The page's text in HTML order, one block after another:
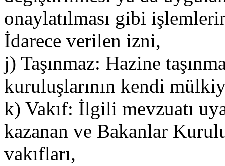
onaylatılması gibi
İdarece verilen izni,
j) Taşınmaz: Hazine
kuruluşlarının kendi
k) Vakıf: İlgili mevzuatı
kazanan ve Bakanlar
vakıfları,